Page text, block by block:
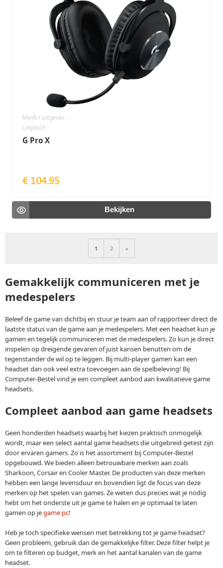
Merk / uitgever :
Logitech
G Pro X
€ 104.95
Bekijken
1 2 »
Gemakkelijk communiceren met je
medespelers
Beleef de game van dichtbij en stuur je team aan of rapporteer direct de
laatste status van de game aan je medespelers. Met een headset kun je
gamen en tegelijk communiceren met de medespelers. Zo kun je direct
inspelen op dreigende gevaren of juist kansen benutten om de
tegenstander de wil op te leggen. Bij multi-player gamen kan een
headset dan ook veel extra toevoegen aan de spelbeleving! Bij
Computer-Bestel vind je een compleet aanbod aan kwalitatieve game
headsets.
Compleet aanbod aan game headsets
Geen honderden headsets waarbij het kiezen praktisch onmogelijk
wordt, maar een select aantal game headsets die uitgebreid getest zijn
door ervaren gamers. Zo is het assortiment bij Computer-Bestel
opgebouwd. We bieden alleen betrouwbare merken aan zoals
Sharkoon, Corsair en Cooler Master. De producten van deze merken
hebben een lange levensduur en bovendien ligt de focus van deze
merken op het spelen van games. Ze weten dus precies wat je nodig
hebt om het onderste uit je game te halen en je optimaal te laten
gamen op jegame pc!
Heb je toch specifieke wensen met betrekking tot je game headset?
Geen probleem, gebruik dan de gemakkelijke filter. Deze filter helpt je
om te filteren op budget, merk en het aantal kanalen van de game
headset.